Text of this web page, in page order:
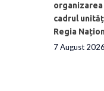
cadrul
Regia
7 August 2026